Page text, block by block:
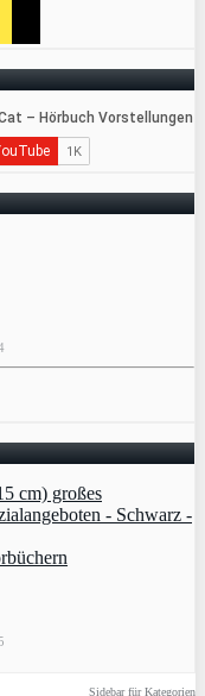
Sidebar für Kategorien